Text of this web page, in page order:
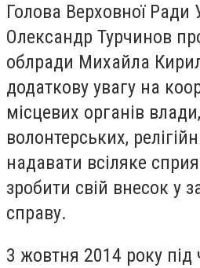
Голова Верховної Ради
Олександр Турчинов
облради Михайла
додаткову увагу на
місцевих органів
волонтерських,
надавати всіляке
зробити свій внесок у
справу.
3 жовтня 2014 року під